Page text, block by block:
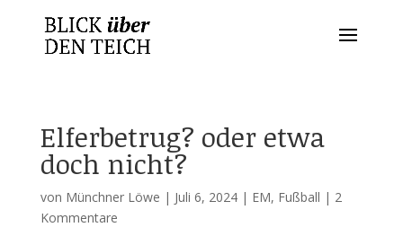
Elferbetrug? oder etwa
doch nicht?
von Münchner Löwe | Juli 6, 2024| EM, Fußball | 2
Kommentare